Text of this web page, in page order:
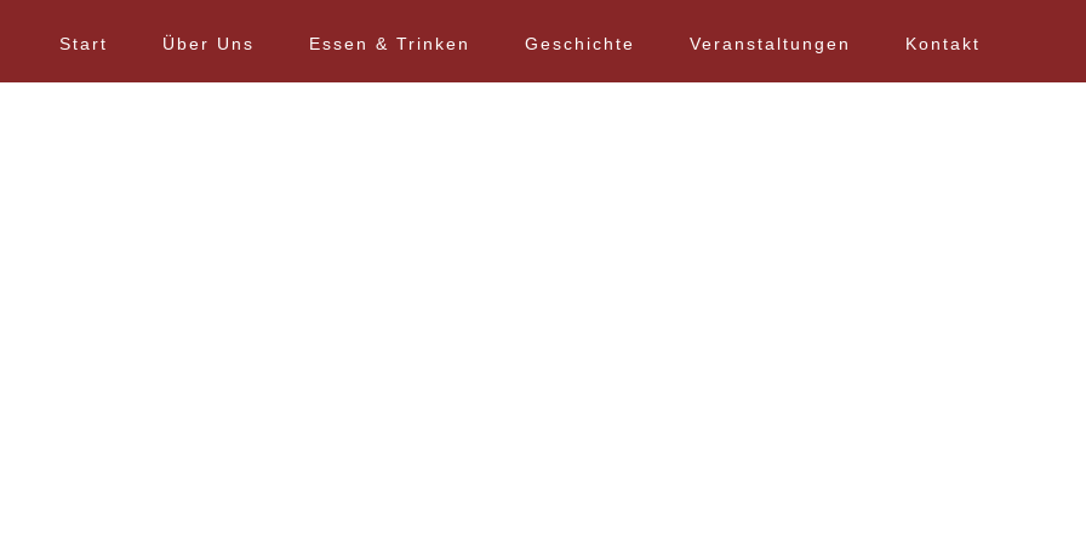
Start Über Uns Essen & Trinken Geschichte Veranstaltungen Kontakt